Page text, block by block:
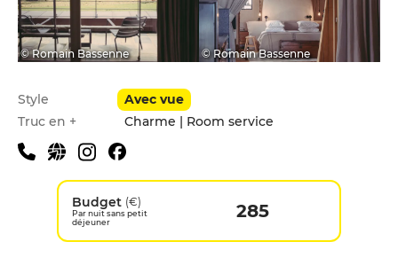
© Romain Bassenne © Romain Bassenne
Style
Avec vue
Truc en +
Charme | Room service
Budget (€)
Par nuit sans petit
déjeuner
285